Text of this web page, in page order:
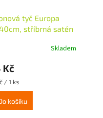
tyč Europa
stříbrná satén
Skladem
Kč
/ 1 ks
košíku